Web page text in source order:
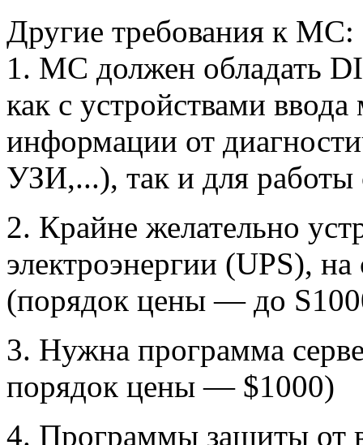
Другие требования к МС:
1. МС должен обладать
как с устройствами
информации от
УЗИ,...), так и для
2. Крайне желательно
электроэнергии (UPS),
(порядок цены — до
3. Нужна программа
порядок цены — $1000)
4. Программы защиты от